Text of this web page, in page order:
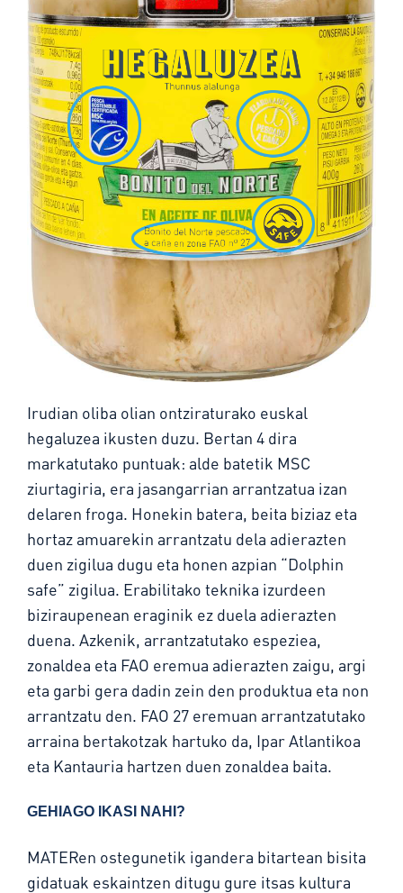
Irudian oliba olian ontziraturako euskal
hegaluzea ikusten duzu. Bertan 4 dira
markatutako puntuak: alde batetik MSC
ziurtagiria, era jasangarrian arrantzatua izan
delaren froga. Honekin batera, beita biziaz eta
hortaz amuarekin arrantzatu dela adierazten
duen zigilua dugu eta honen azpian “Dolphin
safe” zigilua. Erabilitako teknika izurdeen
biziraupenean eraginik ez duela adierazten
duena. Azkenik, arrantzatutako espeziea,
zonaldea eta FAO eremua adierazten zaigu, argi
eta garbi gera dadin zein den produktua eta non
arrantzatu den. FAO 27 eremuan arrantzatutako
arraina bertakotzak hartuko da, Ipar Atlantikoa
eta Kantauria hartzen duen zonaldea baita.
GEHIAGO IKASI NAHI?
MATERen ostegunetik igandera bitartean bisita
gidatuak eskaintzen ditugu gure itsas kultura